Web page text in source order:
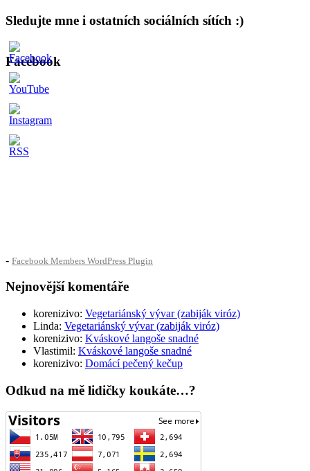
Sledujte mne i ostatních sociálních sítích :)
Facebook
- Facebook Members WordPress Plugin
Nejnovější komentáře
korenizivo: Vegetariánský vývar (zabiják viróz)
Linda: Vegetariánský vývar (zabiják viróz)
korenizivo: Kváskové langoše snadné
Vlastimil: Kváskové langoše snadné
korenizivo: Domácí pečený kečup
Odkud na mě lidičky koukáte…?